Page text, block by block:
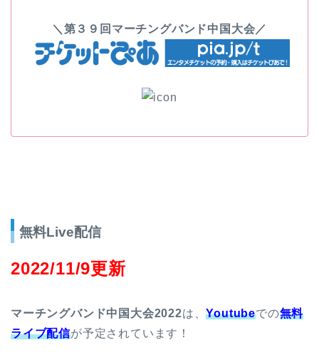
＼第３９回マーチングバンド中国大会／
無料Live配信
2022/11/9更新
マーチングバンド中国大会2022は、Youtubeでの無料
ライブ配信が予定されています！